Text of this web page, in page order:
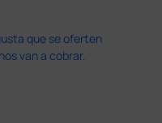
que se oferten
van a cobrar.